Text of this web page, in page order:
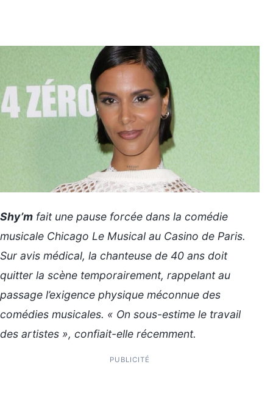
Shy’m fait une pause forcée dans la comédie
musicale Chicago Le Musical au Casino de Paris.
Sur avis médical, la chanteuse de 40 ans doit
quitter la scène temporairement, rappelant au
passage l’exigence physique méconnue des
comédies musicales. « On sous-estime le travail
des artistes », confiait-elle récemment.
PUBLICITÉ